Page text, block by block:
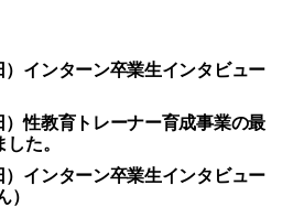
）インターン卒業生インタビュー
）性教育トレーナー育成事業の最
た。
）インターン卒業生インタビュー
）